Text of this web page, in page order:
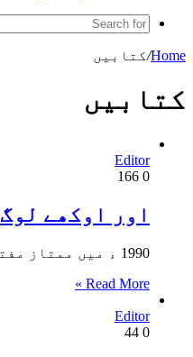
Home
/کتابیں
کتابیں
Editor
0
اور اوکھے لوگ
1990 ء میں ممتاز مفتی کے خاکوں کا تیسرا مجموعہ اور اوکھے لوگ کے عنوان سے شائع ہوا۔ اس میں…
Read More »
Editor
0